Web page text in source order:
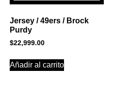
Jersey / 49ers / Brock
Purdy
$22,999.00
Añadir al carrito